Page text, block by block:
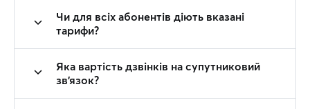
Чи для всіх абонентів діють вказані
тарифи?
Яка вартість дзвінків на супутниковий
зв’язок?